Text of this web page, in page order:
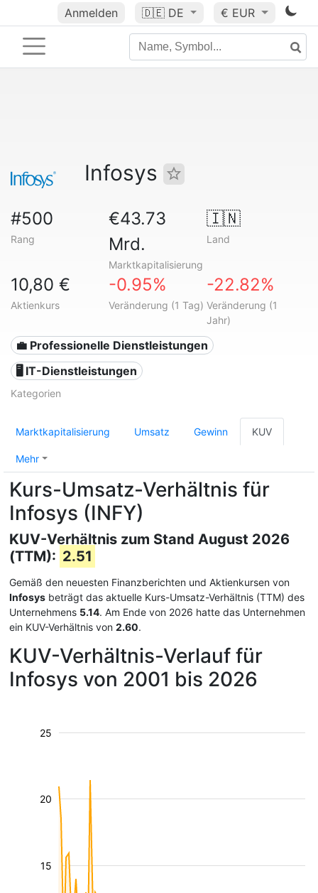
Anmelden 🇩🇪 DE € EUR
Infosys
#500
Rang
€43.73
Mrd.
Marktkapitalisierung
🇮🇳
Land
10,80 €
Aktienkurs
-0.95%
Veränderung (1 Tag)
-22.82%
Veränderung (1
Jahr)
💼 Professionelle Dienstleistungen
🖥️ IT-Dienstleistungen
Kategorien
Marktkapitalisierung Umsatz Gewinn KUV
Mehr
Kurs-Umsatz-Verhältnis für
Infosys (INFY)
KUV-Verhältnis zum Stand August 2026
(TTM): 2.51
Gemäß den neuesten Finanzberichten und Aktienkursen von
Infosys beträgt das aktuelle Kurs-Umsatz-Verhältnis (TTM) des
Unternehmens 5.14. Am Ende von 2026 hatte das Unternehmen
ein KUV-Verhältnis von 2.60.
KUV-Verhältnis-Verlauf für
Infosys von 2001 bis 2026
15
20
25